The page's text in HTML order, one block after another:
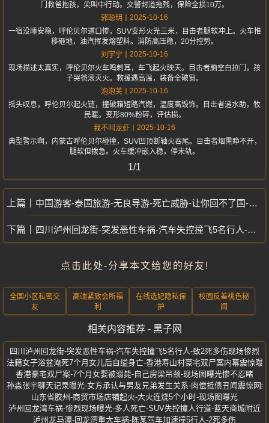
门救爸抱孩，尖叫中行动。交警封道拖残，保险全损10万。
郭聪明
2025-10-16
一宿没睡安稳，呼伦贝尔道口惨，SUV变形火光三米，目击者腿软冲上。火车推
移砸地，油汽挥发熔塑料。消防高压稳，20分控势。
刘宇宁
2025-10-16
现场描述太真实，呼伦贝尔火车鸣刺耳，车飞起火映天。目击者脑空白拉门，孩
子哭爸滚灭火。救援遇高温，装备全破窗。
泡泡芙
2025-10-16
摇头叹息，呼伦贝尔起火链，撞破箱短路汽燃，温度高毁饰。目击者递水助，牧
民暖。变形80%粉碎，评估损。
我不叫龙虾
2025-10-16
典型警示啊，内蒙古呼伦贝尔碰撞，SUV凹顶断轴火吞尾。目击者烟熏睁不开，
腿软但拨急。火车缓冲嵌入稳，停未轨。
1/1
中国游客-泰国旅游-无良导游-死亡威胁-让你回不了国-全程正脸曝光
四川泸州回龙街-突发恶性车祸-汽车失控撞飞5名行人-致2死多伤现场惨烈
点击此处-分享本文给您的好友!
全国小区私密交
友
高端紧致会所福
利
在线选妃隐私保
护
校园反差桃色秘
闻
相关内容推荐 - 黑子网
四川泸州回龙街-突发恶性车祸-汽车失控撞飞5名行人-致2死多伤现场惨烈
法籍女子浴盆淹死7个月女儿后自缢身亡-香港寿山村豪宅双尸案内幕震惊曝
香港豪宅双尸案-7个月女婴被溺毙-自己房梁吊颈-现场图曝光惨不忍睹
孙淼张宇聊天记录曝光-女方承认与男友兄弟发生关系-肉偿抵债丑闻震惊网络
山东省胶州-商贸市场店铺起火-大火连烧5个小时-现场图曝光
泸州回龙湾车祸-惨烈现场曝光-多人死亡-SUV失控撞人行道-蓝天商城附近
泸州龙马潭-回龙湾重大车祸-陈某驾车加速撞5行人-2死多伤